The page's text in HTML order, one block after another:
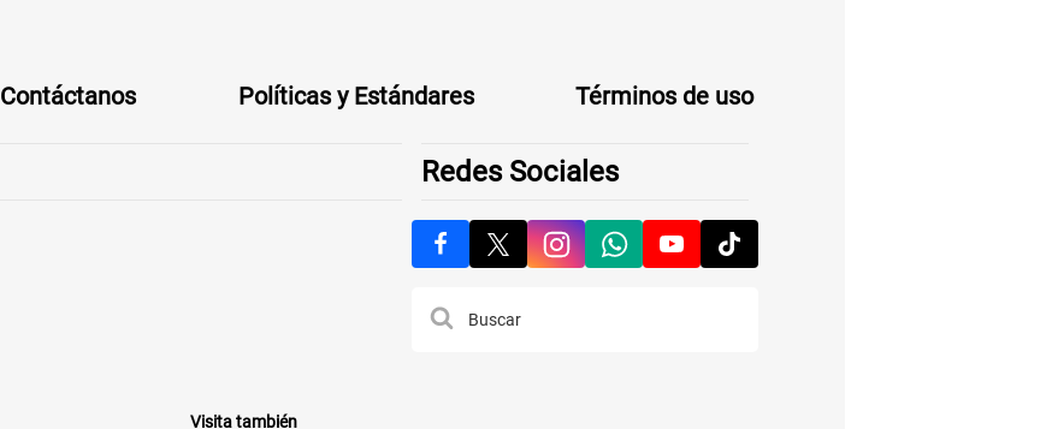
Contáctanos Políticas y Estándares Términos de uso
Redes Sociales
Visita también